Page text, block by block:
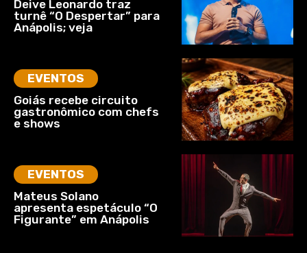
Deive Leonardo traz
turnê “O Despertar” para
Anápolis; veja
EVENTOS
Goiás recebe circuito
gastronômico com chefs
e shows
EVENTOS
Mateus Solano
apresenta espetáculo “O
Figurante” em Anápolis